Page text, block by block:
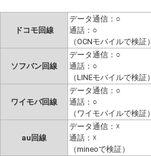
ドコモ回線
データ通信：○
通話：○
（OCNモバイルで検証）
ソフバン回線
データ通信：○
通話：○
（LINEモバイルで検証）
ワイモバ回線
データ通信：○
通話：○
（ワイモバイルで検証）
au回線
データ通信：☓
通話：☓
（mineoで検証）